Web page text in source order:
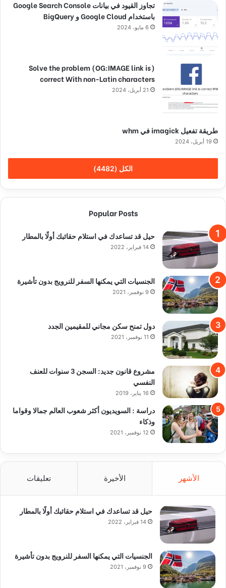
تجاوز القيود في بيانات Google Search Console
باستخدام Google Cloud و BigQuery
6 مايو، 2024
(Solve the problem (OG:IMAGE link is
correct With non-Latin characters
21 أبريل، 2024
طريقة تفعيل imagick في whm
19 أبريل، 2024
الكل (4482)
Popular Posts
حيل قد تساعدك في استلام حقائبك أولًا بالمطار
14 فبراير، 2022
الجنسيات التي يمكنها السفر للنرويج بدون تأشيرة
9 نوفمبر، 2021
دول تمنح سكن مجاني للمقيمين الجدد
11 نوفمبر، 2021
مشروع قانون جديد: السجن 3 سنوات للعنف
النفسي
16 يناير، 2019
دراسة : السويديون أكثر شعوب العالم جمالا وقواما
وذكاء
12 نوفمبر، 2021
الأشهر الأخيرة تعليقات
حيل قد تساعدك في استلام حقائبك أولًا بالمطار
14 فبراير، 2022
الجنسيات التي يمكنها السفر للنرويج بدون تأشيرة
9 نوفمبر، 2021